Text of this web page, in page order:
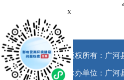
版权所有：广河
承办单位：广河
x